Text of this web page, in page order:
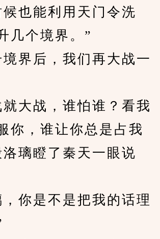
能利用天门令洗
几个境界。”
后，我们再大战一
战，谁怕谁？看我
你，谁让你总是占我
璃瞪了秦天一眼说
是不是把我的话理